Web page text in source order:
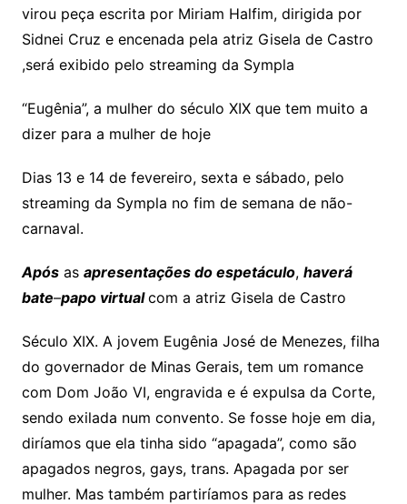
virou peça escrita por Miriam Halfim, dirigida por
Sidnei Cruz e encenada pela atriz Gisela de Castro
,será exibido pelo streaming da Sympla
“Eugênia”, a mulher do século XIX que tem muito a
dizer para a mulher de hoje
Dias 13 e 14 de fevereiro, sexta e sábado, pelo
streaming da Sympla no fim de semana de não-
carnaval.
Apósas apresentações do espetáculo, haverá
bate–papo virtualcom a atriz Gisela de Castro
Século XIX. A jovem Eugênia José de Menezes, filha
do governador de Minas Gerais, tem um romance
com Dom João VI, engravida e é expulsa da Corte,
sendo exilada num convento. Se fosse hoje em dia,
diríamos que ela tinha sido “apagada”, como são
apagados negros, gays, trans. Apagada por ser
mulher. Mas também partiríamos para as redes